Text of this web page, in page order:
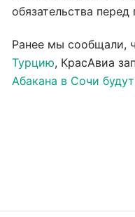
обязательства
Ранее мы сообщали,
Турцию, КрасАвиа
Абакана в Сочи